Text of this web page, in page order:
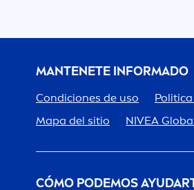
MANTENETE INFORMADO
Condiciones de uso
Mapa del sitio
NIVEA
CÓMO PODEMOS